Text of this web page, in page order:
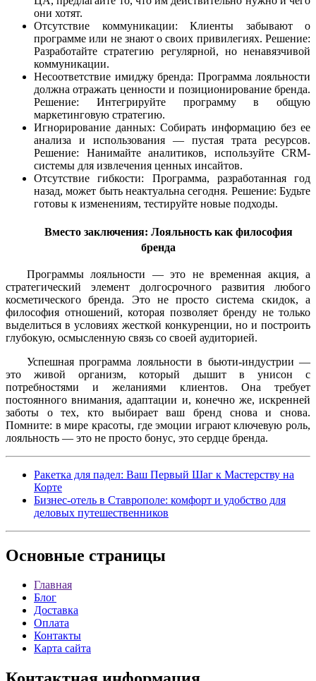
они хотят.
Отсутствие коммуникации: Клиенты забывают о
программе или не знают о своих привилегиях. Решение:
Разработайте стратегию регулярной, но ненавязчивой
коммуникации.
Несоответствие имиджу бренда: Программа лояльности
должна отражать ценности и позиционирование бренда.
Решение: Интегрируйте программу в общую
маркетинговую стратегию.
Игнорирование данных: Собирать информацию без ее
анализа и использования — пустая трата ресурсов.
Решение: Нанимайте аналитиков, используйте CRM-
системы для извлечения ценных инсайтов.
Отсутствие гибкости: Программа, разработанная год
назад, может быть неактуальна сегодня. Решение: Будьте
готовы к изменениям, тестируйте новые подходы.
Вместо заключения: Лояльность как философия
бренда
Программы лояльности — это не временная акция, а
стратегический элемент долгосрочного развития любого
косметического бренда. Это не просто система скидок, а
философия отношений, которая позволяет бренду не только
выделиться в условиях жесткой конкуренции, но и построить
глубокую, осмысленную связь со своей аудиторией.
Успешная программа лояльности в бьюти-индустрии —
это живой организм, который дышит в унисон с
потребностями и желаниями клиентов. Она требует
постоянного внимания, адаптации и, конечно же, искренней
заботы о тех, кто выбирает ваш бренд снова и снова.
Помните: в мире красоты, где эмоции играют ключевую роль,
лояльность — это не просто бонус, это сердце бренда.
Ракетка для падел: Ваш Первый Шаг к Мастерству на
Корте
Бизнес-отель в Ставрополе: комфорт и удобство для
деловых путешественников
Основные страницы
Главная
Блог
Доставка
Оплата
Контакты
Карта сайта